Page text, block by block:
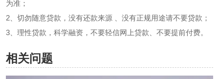
为准；
2、切勿随意贷款，没有还款来源 、没有正规用途请不要贷款；
3、理性贷款，科学融资，不要轻信网上贷款、不要提前付费。
相关问题